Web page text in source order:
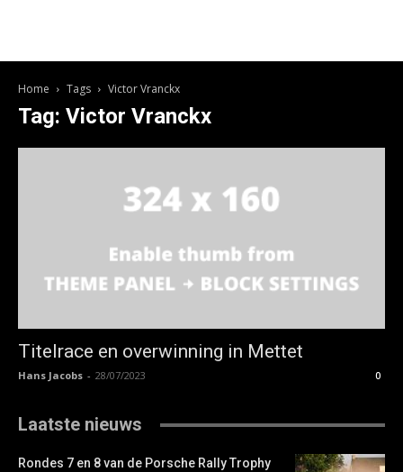
Home Tags Victor Vranckx
Tag: Victor Vranckx
Titelrace en overwinning in Mettet
Hans Jacobs - 28/07/2023 0
Laatste nieuws
Rondes 7 en 8 van de Porsche Rally Trophy